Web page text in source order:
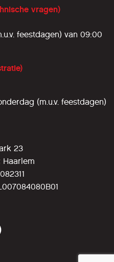
vragen)
feestdagen) van 09:00
(m.u.v. feestdagen)
23
Haarlem